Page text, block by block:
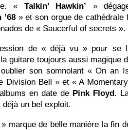
« Talkin’ Hawkin’ »
» et son orgue de cathédrale
de « Saucerful of secrets ».
de « déjà vu » pour se
la guitare toujours aussi magique
son somnolant « On an
Division Bell » et « A
en date de Pink Floyd.
déjà un bel exploit.
marque de belle manière la fin